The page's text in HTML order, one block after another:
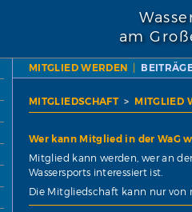
am
MITGLIED WERDEN
MITGLIEDSCHAFT MITGLIED
Wer kann Mitglied in der WaG
Mitglied kann werden, wer an
Wassersports interessiert ist.
Die Mitgliedschaft kann nur von